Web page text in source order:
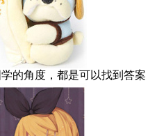
的角度，都是可以找到答案